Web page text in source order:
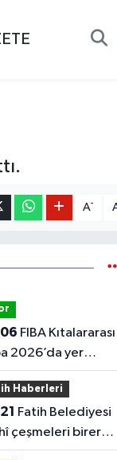
A-
2026’da yer
takımlar belli
Haberleri
çeşmeleri birer
ayağa kaldırıyor